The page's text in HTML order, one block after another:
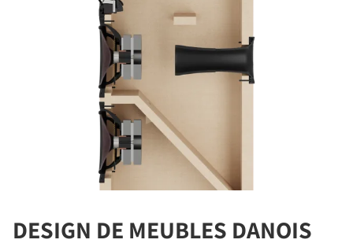
DESIGN DE MEUBLES DANOIS